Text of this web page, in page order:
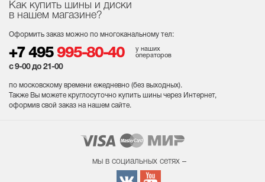
Как купить шины и диски
в нашем магазине?
Оформить заказ можно по многоканальному тел:
+7 495 995-80-40
у наших
операторов
с 9-00 до 21-00
по московскому времени ежедневно (без выходных).
Также Вы можете круглосуточно купить шины через Интернет,
оформив свой заказ на нашем сайте.
мы в социальных сетях –